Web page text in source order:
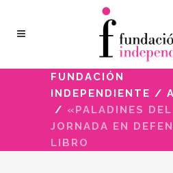
FUNDACIÓN
INDEPENDIENTE /
/ «PALADINES
JORNADA EN
LIBRO